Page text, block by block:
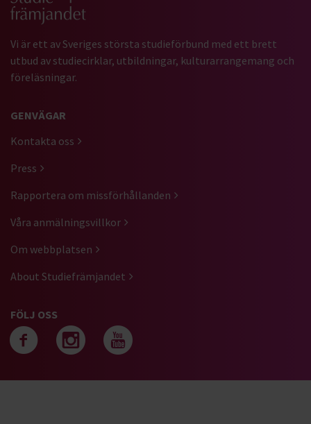
Vi är ett av Sveriges största studieförbund med ett brett
utbud av studiecirklar, utbildningar, kulturarrangemang och
föreläsningar.
GENVÄGAR
Kontakta oss
Press
Rapportera om missförhållanden
Våra anmälningsvillkor
Om webbplatsen
About Studiefrämjandet
FÖLJ OSS
Följ oss på facebook
Följ oss på
Följ oss på